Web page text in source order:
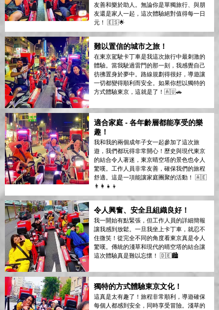
友善和樂於助人。無論你是單獨旅行、與朋
友還是家人一起，這次體驗絕對值得每一日
元！ 🇪🇸🌟
難以置信的城市之旅！
在東京駕駛卡丁車是我這次旅行中最刺激的
體驗。當我駛過雷門的那一刻，我感覺自己
彷彿置身於夢中。路線規劃得很好，導遊讓
一切都變得順利而安全。如果你想以獨特的
方式體驗東京，這就是了！🇦🇺🚗
適合家庭 - 各年齡層都能享受的樂
趣！
我和我的兩個成年子女一起參加了這次旅
遊，我們都玩得非常開心！歷史與現代東京
的結合令人著迷，東京晴空塔的景色也令人
驚嘆。工作人員非常友善，確保我們的旅程
舒適。這是一項能讓家庭團聚的活動！ 🇦🇪
👨‍👩‍👧‍👦
令人興奮、安全且組織良好！
我一開始有點緊張，但工作人員的詳細簡報
讓我感到放鬆。一旦我坐上卡丁車，就忍不
住微笑！從完全不同的角度看東京真是令人
驚嘆。傳統的淺草和現代的晴空塔的結合讓
這次體驗真是難以忘懷！ 🇩🇪🏙️
獨特的方式體驗東京文化！
這真是太有趣了！旅程非常順利，導遊確保
每個人都感到安全，同時享受冒險。淺草的